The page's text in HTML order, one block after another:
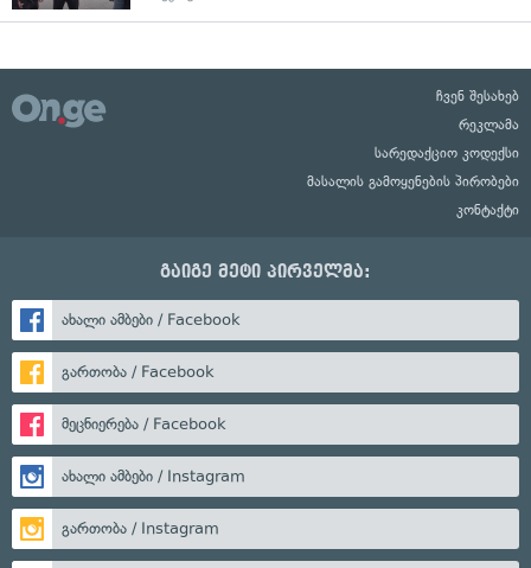
ჩვენ შესახებ
რეკლამა
სარედაქციო კოდექსი
მასალის გამოყენების პირობები
კონტაქტი
გაიგე მეტი პირველმა:
ახალი ამბები / Facebook
გართობა / Facebook
მეცნიერება / Facebook
ახალი ამბები / Instagram
გართობა / Instagram